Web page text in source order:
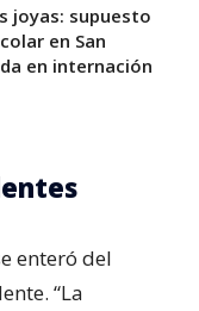
joyas: supuesto
en San
en internación
enteró del
“La